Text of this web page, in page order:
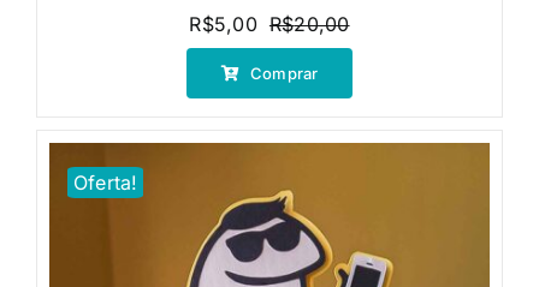
R$20,00O
preço
era:
R$5,00
O
preço
é:
Comprar
Oferta!